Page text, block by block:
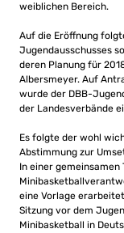
weiblichen Bereich.
Auf die Eröffnung
Jugendausschusses
deren Planung für
Albersmeyer. Auf
wurde der DBB-
der Landesverbände
Es folgte der wohl
Abstimmung zur
In einer
eine Vorlage
Sitzung vor dem
Minibasketball in